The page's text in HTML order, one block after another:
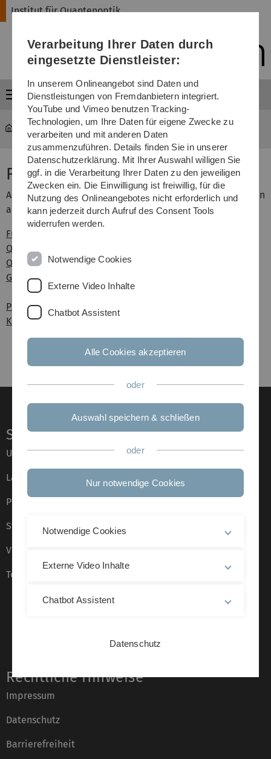
Direkt
Direkt
Direkt
(Sprache,
Drucken,
Media)
Direkt
Direkt
Institut für Quantenoptik
Menü
Institut für Quantenoptik Forschung
Forschung AG Prof. Jelezko
Auf den folgenden Seiten finden Sie die Forschungsthemen
aus der Arbeitsgruppe von Prof. Jelezko:
Fundamental Solid State Quantum Physics
Quantum technologies and hybrid quantum systems
Quantum metrology, atomic sensing and novel imaging
Growth of Single Crystalline Diamond and Surface Control
Projekte
Kooperationen
Service
Universität von A–Z
Lagepläne
Presse
Stellenangebote
Veranstaltungskalender
Telefonverzeichnis
Rechtliche Hinweise
Impressum
Datenschutz
Barrierefreiheit
Verarbeitung Ihrer Daten durch
eingesetzte Dienstleister:
In unserem Onlineangebot sind Daten und
Dienstleistungen von Fremdanbietern integriert.
YouTube und Vimeo benutzen Tracking-
Technologien, um Ihre Daten für eigene Zwecke zu
verarbeiten und mit anderen Daten
zusammenzuführen. Details finden Sie in unserer
Datenschutzerklärung. Mit Ihrer Auswahl willigen Sie
ggf. in die Verarbeitung Ihrer Daten zu den jeweiligen
Zwecken ein. Die Einwilligung ist freiwillig, für die
Nutzung des Onlineangebotes nicht erforderlich und
kann jederzeit durch Aufruf des Consent Tools
widerrufen werden.
Notwendige Cookies
Externe Video Inhalte
Chatbot Assistent
Alle Cookies akzeptieren
oder
Auswahl speichern & schließen
oder
Nur notwendige Cookies
Notwendige Cookies
Externe Video Inhalte
Chatbot Assistent
Datenschutz